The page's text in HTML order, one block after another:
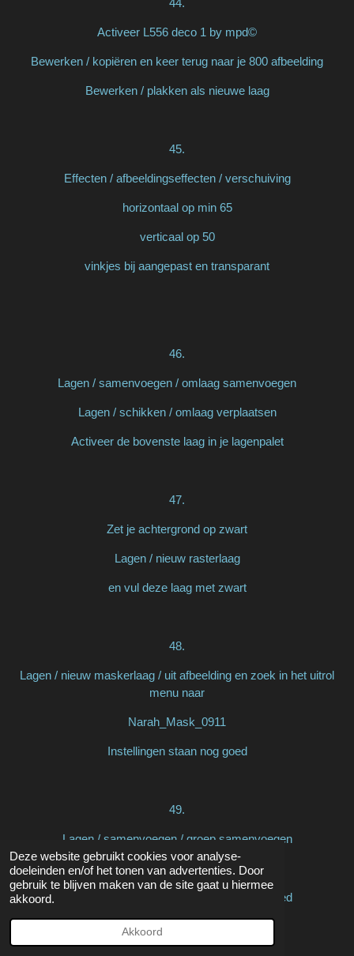
Deze website gebruikt cookies voor analyse-
doeleinden en/of het tonen van advertenties. Door
gebruik te blijven maken van de site gaat u hiermee
akkoord.
Akkoord
44.
Activeer L556 deco 1 by mpd©
Bewerken / kopiëren en keer terug naar je 800 afbeelding
Bewerken / plakken als nieuwe laag
45.
Effecten / afbeeldingseffecten / verschuiving
horizontaal op min 65
verticaal op 50
vinkjes bij aangepast en transparant
46.
Lagen / samenvoegen / omlaag samenvoegen
Lagen / schikken / omlaag verplaatsen
Activeer de bovenste laag in je lagenpalet
47.
Zet je achtergrond op zwart
Lagen / nieuw rasterlaag
en vul deze laag met zwart
48.
Lagen / nieuw maskerlaag / uit afbeelding en zoek in het uitrol
menu naar
Narah_Mask_0911
Instellingen staan nog goed
49.
Lagen / samenvoegen / groep samenvoegen
Effecten / vervormingseffecten / golf
klik maar op oke, instellingen staan nog goed